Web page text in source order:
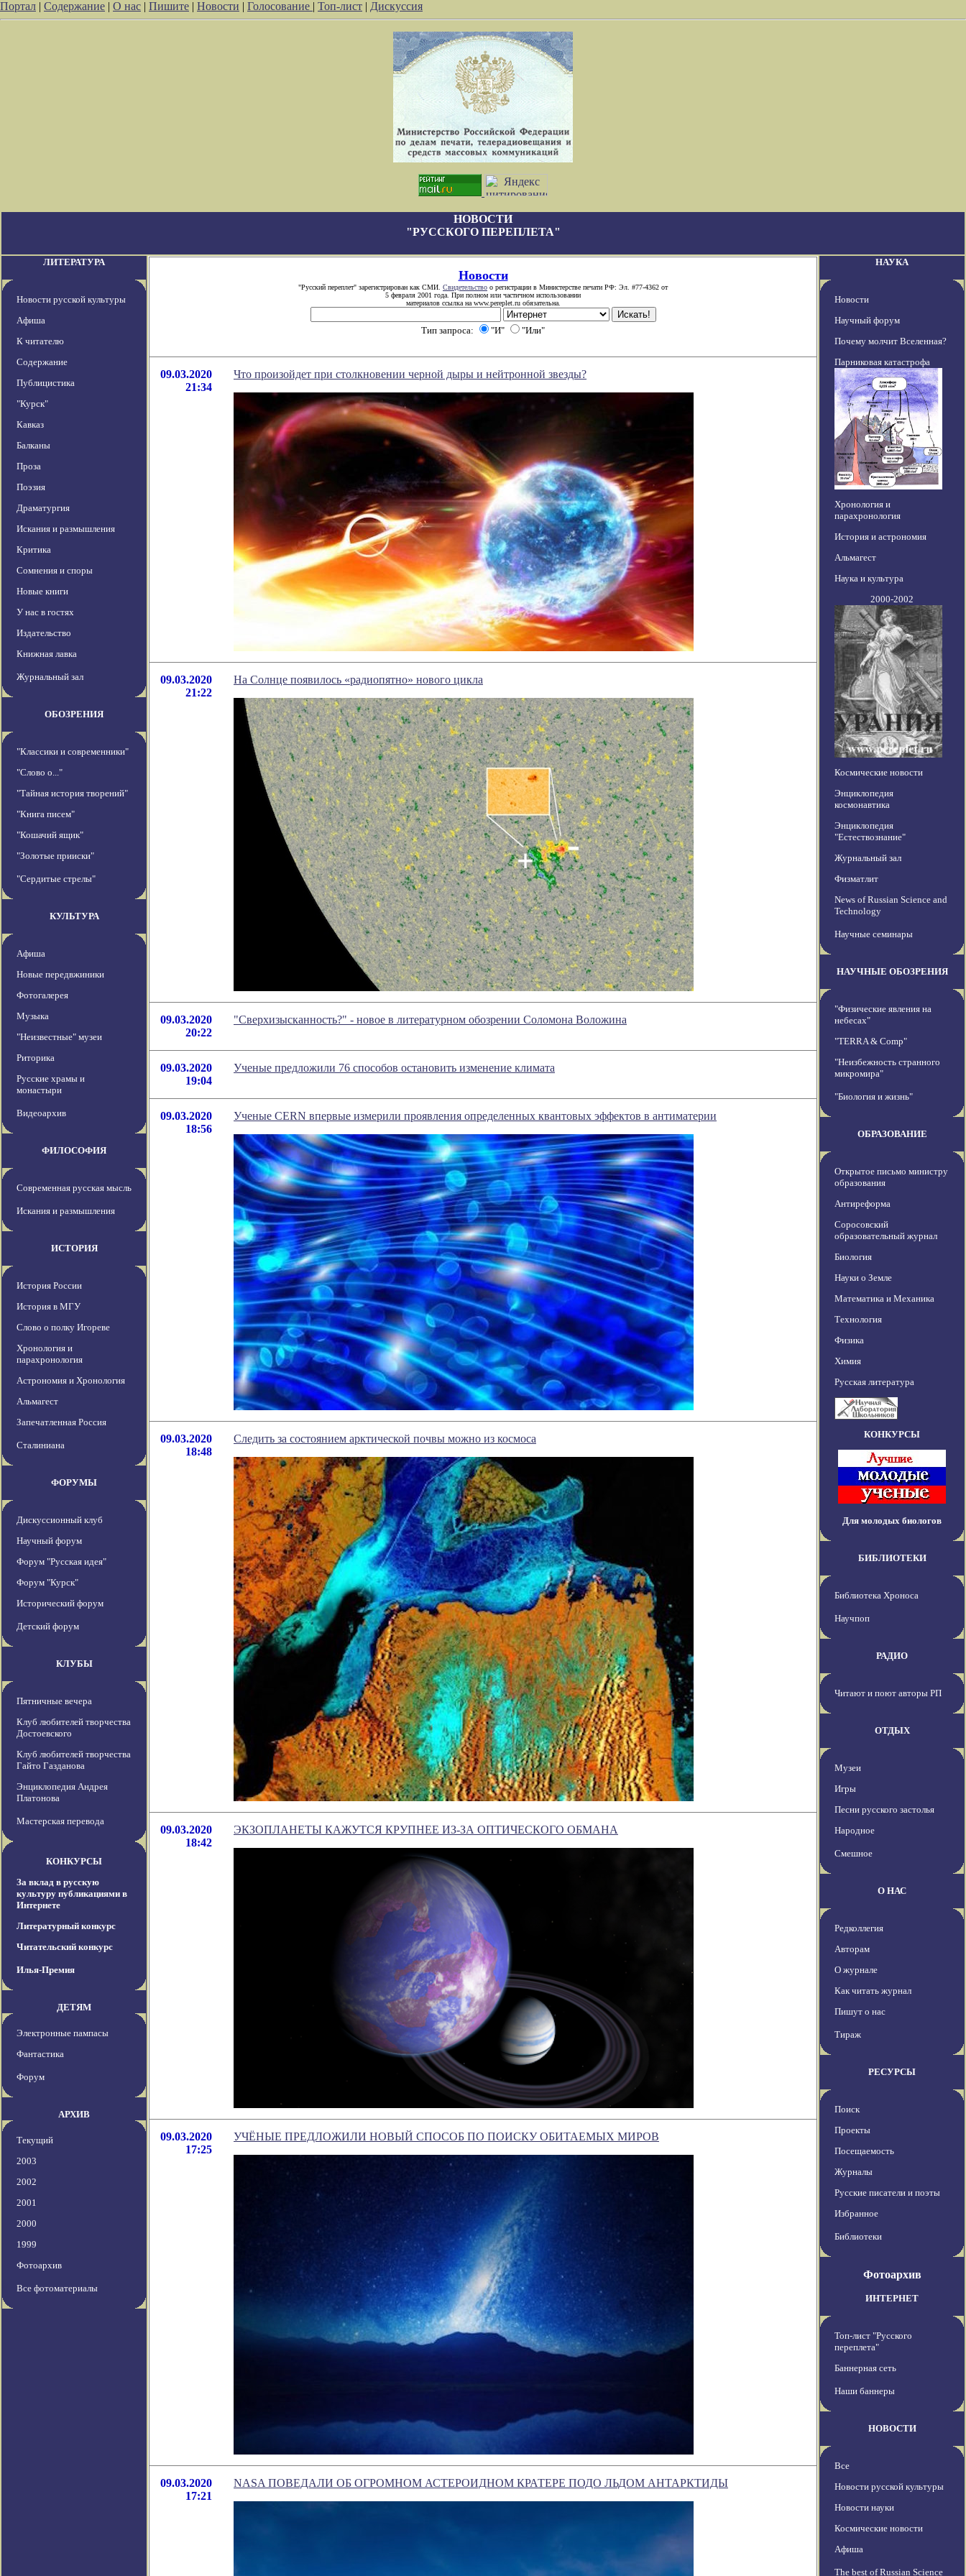
Портал | Содержание | О нас | Пишите | Новости | Голосование | Топ-лист | Дискуссия
НОВОСТИ
"РУССКОГО ПЕРЕПЛЕТА"
ЛИТЕРАТУРА
Новости русской культуры
Афиша
К читателю
Содержание
Публицистика
"Курск"
Кавказ
Балканы
Проза
Поэзия
Драматургия
Искания и размышления
Критика
Сомнения и споры
Новые книги
У нас в гостях
Издательство
Книжная лавка
Журнальный зал
ОБОЗРЕНИЯ
"Классики и современники"
"Слово о..."
"Тайная история творений"
"Книга писем"
"Кошачий ящик"
"Золотые прииски"
"Сердитые стрелы"
КУЛЬТУРА
Афиша
Новые передвжиники
Фотогалерея
Музыка
"Неизвестные" музеи
Риторика
Русские храмы и
монастыри
Видеоархив
ФИЛОСОФИЯ
Современная русская мысль
Искания и размышления
ИСТОРИЯ
История России
История в МГУ
Слово о полку Игореве
Хронология и
парахронология
Астрономия и Хронология
Альмагест
Запечатленная Россия
Сталиниана
ФОРУМЫ
Дискуссионный клуб
Научный форум
Форум "Русская идея"
Форум "Курск"
Исторический форум
Детский форум
КЛУБЫ
Пятничные вечера
Клуб любителей творчества
Достоевского
Клуб любителей творчества
Гайто Газданова
Энциклопедия Андрея
Платонова
Мастерская перевода
КОНКУРСЫ
За вклад в русскую
культуру публикациями в
Интернете
Литературный конкурс
Читательский конкурс
Илья-Премия
ДЕТЯМ
Электронные пампасы
Фантастика
Форум
АРХИВ
Текущий
2003
2002
2001
2000
1999
Фотоархив
Все фотоматериалы
Новости
"Русский переплет" зарегистрирован как СМИ. Свидетельство о регистрации в Министерстве печати РФ: Эл. #77-4362 от
5 февраля 2001 года. При полном или частичном использовании
материалов ссылка на www.pereplet.ru обязательна.
Тип запроса: "И" "Или"
09.03.2020
21:34
Что произойдет при столкновении черной дыры и нейтронной звезды?
09.03.2020
21:22
На Солнце появилось «радиопятно» нового цикла
09.03.2020
20:22
"Сверхизысканность?" - новое в литературном обозрении Соломона Воложина
09.03.2020
19:04
Ученые предложили 76 способов остановить изменение климата
09.03.2020
18:56
Ученые CERN впервые измерили проявления определенных квантовых эффектов в антиматерии
09.03.2020
18:48
Следить за состоянием арктической почвы можно из космоса
09.03.2020
18:42
ЭКЗОПЛАНЕТЫ КАЖУТСЯ КРУПНЕЕ ИЗ-ЗА ОПТИЧЕСКОГО ОБМАНА
09.03.2020
17:25
УЧЁНЫЕ ПРЕДЛОЖИЛИ НОВЫЙ СПОСОБ ПО ПОИСКУ ОБИТАЕМЫХ МИРОВ
09.03.2020
17:21
NASA ПОВЕДАЛИ ОБ ОГРОМНОМ АСТЕРОИДНОМ КРАТЕРЕ ПОДО ЛЬДОМ АНТАРКТИДЫ
НАУКА
Новости
Научный форум
Почему молчит Вселенная?
Парниковая катастрофа
Хронология и
парахронология
История и астрономия
Альмагест
Наука и культура
2000-2002
Космические новости
Энциклопедия
космонавтика
Энциклопедия
"Естествознание"
Журнальный зал
Физматлит
News of Russian Science and
Technology
Научные семинары
НАУЧНЫЕ ОБОЗРЕНИЯ
"Физические явления на
небесах"
"TERRA & Comp"
"Неизбежность странного
микромира"
"Биология и жизнь"
ОБРАЗОВАНИЕ
Открытое письмо министру
образования
Антиреформа
Соросовский
образовательный журнал
Биология
Науки о Земле
Математика и Механика
Технология
Физика
Химия
Русская литература
КОНКУРСЫ
Для молодых биологов
БИБЛИОТЕКИ
Библиотека Хроноса
Научпоп
РАДИО
Читают и поют авторы РП
ОТДЫХ
Музеи
Игры
Песни русского застолья
Народное
Смешное
О НАС
Редколлегия
Авторам
О журнале
Как читать журнал
Пишут о нас
Тираж
РЕСУРСЫ
Поиск
Проекты
Посещаемость
Журналы
Русские писатели и поэты
Избранное
Библиотеки
Фотоархив
ИНТЕРНЕТ
Топ-лист "Русского
переплета"
Баннерная сеть
Наши баннеры
НОВОСТИ
Все
Новости русской культуры
Новости науки
Космические новости
Афиша
The best of Russian Science